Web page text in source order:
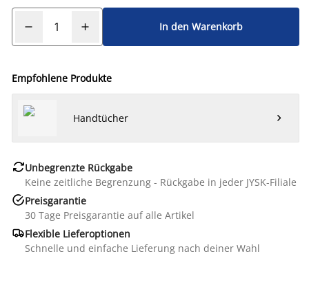
In den Warenkorb
Empfohlene Produkte
Handtücher 
Unbegrenzte Rückgabe
Keine zeitliche Begrenzung - Rückgabe in jeder JYSK-Filiale
Preisgarantie
30 Tage Preisgarantie auf alle Artikel
Flexible Lieferoptionen
Schnelle und einfache Lieferung nach deiner Wahl